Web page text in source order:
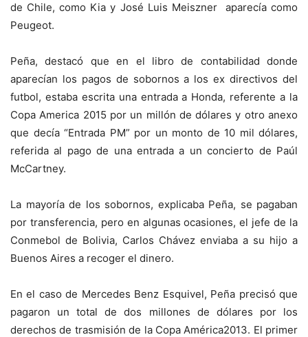
de Chile, como Kia y José Luis Meiszner aparecía como
Peugeot.
Peña, destacó que en el libro de contabilidad donde
aparecían los pagos de sobornos a los ex directivos del
futbol, estaba escrita una entrada a Honda, referente a la
Copa America 2015 por un millón de dólares y otro anexo
que decía “Entrada PM” por un monto de 10 mil dólares,
referida al pago de una entrada a un concierto de Paúl
McCartney.
La mayoría de los sobornos, explicaba Peña, se pagaban
por transferencia, pero en algunas ocasiones, el jefe de la
Conmebol de Bolivia, Carlos Chávez enviaba a su hijo a
Buenos Aires a recoger el dinero.
En el caso de Mercedes Benz Esquivel, Peña precisó que
pagaron un total de dos millones de dólares por los
derechos de trasmisión de la Copa América2013. El primer